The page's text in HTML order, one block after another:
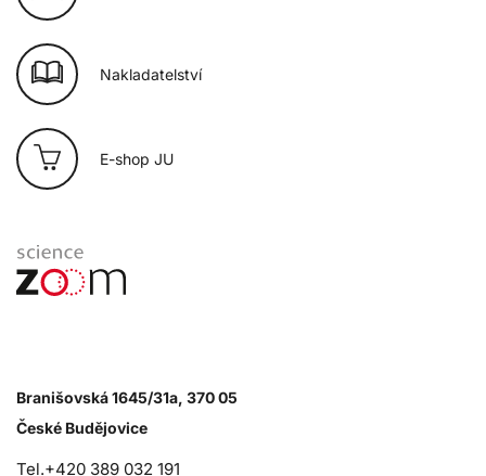
Nakladatelství
E-shop JU
Branišovská 1645/31a, 370 05
České Budějovice
Tel.+420 389 032 191